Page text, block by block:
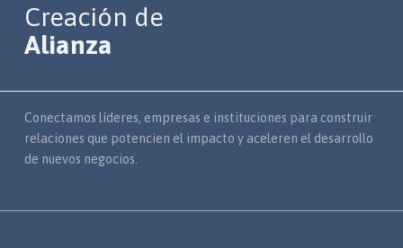
Creación de
Alianza
Conectamos líderes, empresas e instituciones para construir
relaciones que potencien el impacto y aceleren el desarrollo
de nuevos negocios.